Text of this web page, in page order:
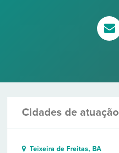
Cidades de atuação
Teixeira de Freitas, BA